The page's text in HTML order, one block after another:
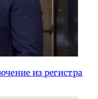
из регистра